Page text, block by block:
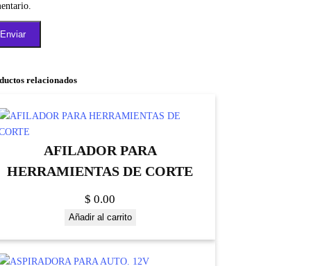
relacionados
AFILADOR PARA
HERRAMIENTAS DE CORTE
$ 0.00
Añadir al carrito